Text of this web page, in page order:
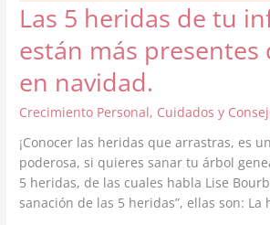
Las 5 heridas de tu
están más presentes
en navidad.
Crecimiento Personal, Cuidados y
¡Conocer las heridas que arrastras, es
poderosa, si quieres sanar tu árbol
5 heridas, de las cuales habla Lise
sanación de las 5 heridas”, ellas son: